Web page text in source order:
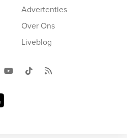
Advertenties
Over Ons
Liveblog